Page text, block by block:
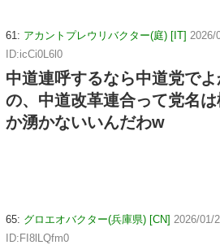
61: アカントプレウリバクター(庭) [IT] 2026/
ID:icCi0L6l0
中道連呼するなら中道党で
の、中道改革連合って党名
か湧かないいんだわw
65: グロエオバクター(兵庫県) [CN] 2026/01/
ID:FI8lLQfm0